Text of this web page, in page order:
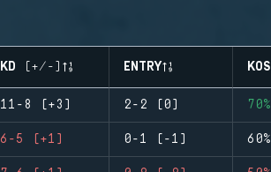
KD (+/-) ENTRY
11-8 (+3) 2-2 (0) 70%
6-5 (+1) 0-1 (-1) 60%